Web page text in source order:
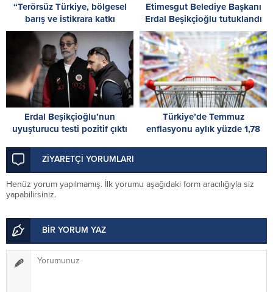
“Terörsüz Türkiye, bölgesel
barış ve istikrara katkı
sağlayacak”
Etimesgut Belediye Başkanı
Erdal Beşikçioğlu tutuklandı
Erdal Beşikçioğlu’nun
uyuşturucu testi pozitif çıktı
Türkiye’de Temmuz
enflasyonu aylık yüzde 1,78
ZİYARETÇİ YORUMLARI
Henüz yorum yapılmamış. İlk yorumu aşağıdaki form aracılığıyla siz
yapabilirsiniz.
BİR YORUM YAZ